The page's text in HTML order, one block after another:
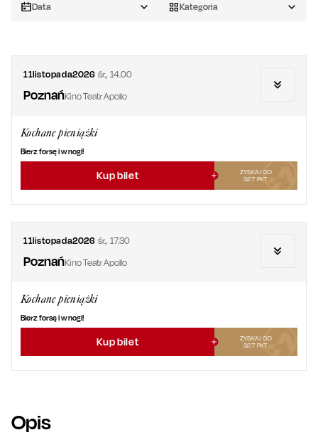
Data Kategoria
11listopada2026 śr.,14.00
PoznańKino Teatr Apollo
Kochane pieniążki
Bierz forsę i w nogi!
Kup bilet
ZYSKAJ OD
327 PKT
11listopada2026 śr.,17.30
PoznańKino Teatr Apollo
Kochane pieniążki
Bierz forsę i w nogi!
Kup bilet
ZYSKAJ OD
327 PKT
Opis